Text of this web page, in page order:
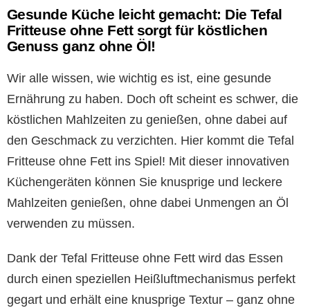
Gesunde Küche leicht gemacht: Die Tefal
Fritteuse ohne Fett sorgt für köstlichen
Genuss ganz ohne Öl!
Wir alle wissen, wie wichtig es ist, eine gesunde
Ernährung zu haben. Doch oft scheint es schwer, die
köstlichen Mahlzeiten zu genießen, ohne dabei auf
den Geschmack zu verzichten. Hier kommt die Tefal
Fritteuse ohne Fett ins Spiel! Mit dieser innovativen
Küchengeräten können Sie knusprige und leckere
Mahlzeiten genießen, ohne dabei Unmengen an Öl
verwenden zu müssen.
Dank der Tefal Fritteuse ohne Fett wird das Essen
durch einen speziellen Heißluftmechanismus perfekt
gegart und erhält eine knusprige Textur – ganz ohne